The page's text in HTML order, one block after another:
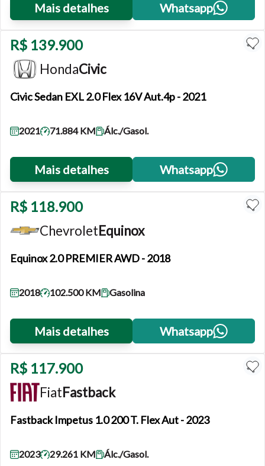
Mais detalhes Whatsapp
R$ 139.900
HondaCivic
CivicSedan EXL 2.0 Flex 16V Aut.4p - 2021
2021 71.884 KM Álc./Gasol.
Mais detalhes Whatsapp
R$ 118.900
Chevrolet Equinox
Equinox2.0 PREMIER AWD - 2018
2018 102.500 KM Gasolina
Mais detalhes Whatsapp
R$ 117.900
Fiat Fastback
Fastback Impetus 1.0 200 T. Flex Aut - 2023
2023 29.261 KM Álc./Gasol.